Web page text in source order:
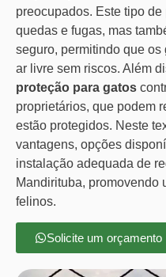
preocupados. Este tipo de
quedas e fugas, mas
seguro, permitindo que os
ar livre sem riscos. Além
proteção para gatos
proprietários, que podem
estão protegidos. Neste
vantagens, opções
instalação adequada de
Mandirituba, promovendo
felinos.
Solicite um orçamento